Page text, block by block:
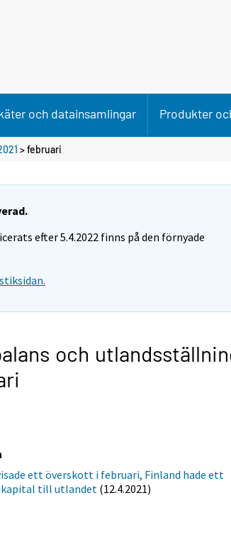
och datainsamlingar Produkter
>februari
efter 5.4.2022 finns på den förnyade
och
ett överskott i februari, Finland hade ett
till utlandet (12.4.2021)